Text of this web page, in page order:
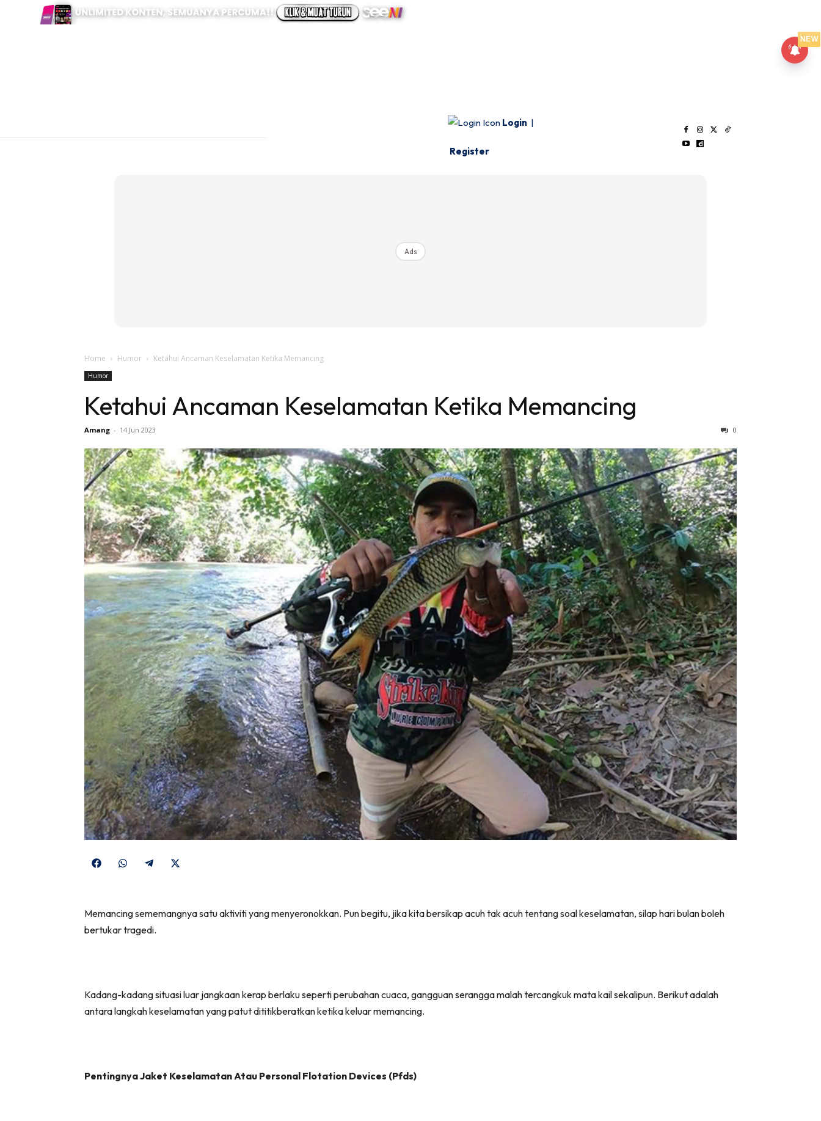
Login |
Register
Ads
Home Humor Ketahui Ancaman Keselamatan Ketika Memancing
Humor
Ketahui Ancaman Keselamatan Ketika Memancing
Amang - 14 Jun 2023 0
Share
Share
Share
(Twitter)
Memancing sememangnya satu aktiviti yang menyeronokkan. Pun begitu, jika kita bersikap acuh tak acuh tentang soal keselamatan, silap hari bulan boleh
bertukar tragedi.
Kadang-kadang situasi luar jangkaan kerap berlaku seperti perubahan cuaca, gangguan serangga malah tercangkuk mata kail sekalipun. Berikut adalah
antara langkah keselamatan yang patut dititikberatkan ketika keluar memancing.
Pentingnya Jaket Keselamatan Atau Personal Flotation Devices (Pfds)
NEW